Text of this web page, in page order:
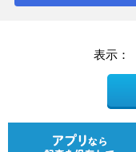
表示：